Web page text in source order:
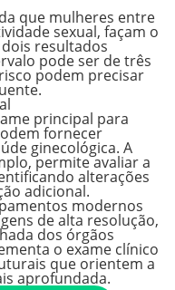
que mulheres entre
sexual, façam o
resultados
pode ser de três
podem precisar
principal para
fornecer
ginecológica. A
permite avaliar a
alterações
adicional.
modernos
de alta resolução,
dos órgãos
o exame clínico
que orientem a
aprofundada.